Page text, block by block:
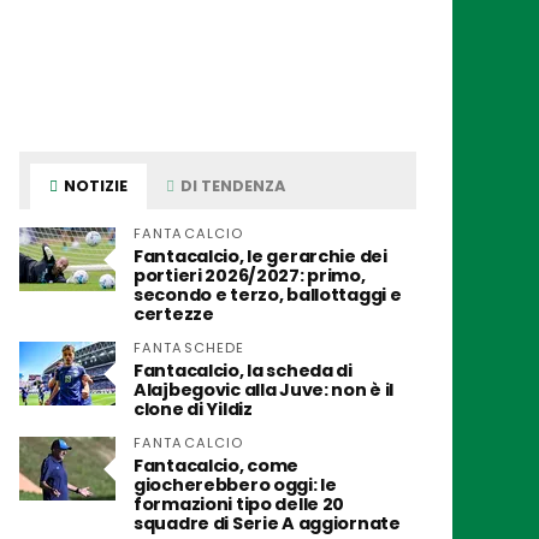
NOTIZIE DI TENDENZA
FANTACALCIO
Fantacalcio, le gerarchie dei
portieri 2026/2027: primo,
secondo e terzo, ballottaggi e
certezze
FANTASCHEDE
Fantacalcio, la scheda di
Alajbegovic alla Juve: non è il
clone di Yildiz
FANTACALCIO
Fantacalcio, come
giocherebbero oggi: le
formazioni tipo delle 20
squadre di Serie A aggiornate